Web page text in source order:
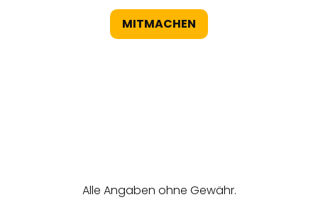
MITMACHEN